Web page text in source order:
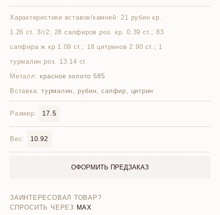
Характеристики вставок/камней: 21 рубин кр.
1.26 ct. 3/г2; 28 сапфиров роз. кр. 0.39 ct.; 83
сапфира ж.кр 1.09 ct.; 18 цитринов 2.90 ct.; 1
турмалин роз. 13.14 ct.
Металл: красное золото 585
Вставка: турмалин, рубин, сапфир, цитрин
Размер: 17.5
Вес: 10.92
ОФОРМИТЬ ПРЕДЗАКАЗ
ЗАИНТЕРЕСОВАЛ ТОВАР?
СПРОСИТЬ ЧЕРЕЗ MAX